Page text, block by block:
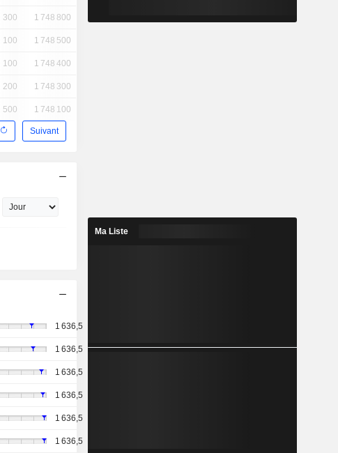
300 1 748 800
100 1 748 500
100 1 748 400
200 1 748 300
500 1 748 100
Suivant
1 636,5
1 636,5
1 636,5
1 636,5
1 636,5
1 636,5
Ma Liste